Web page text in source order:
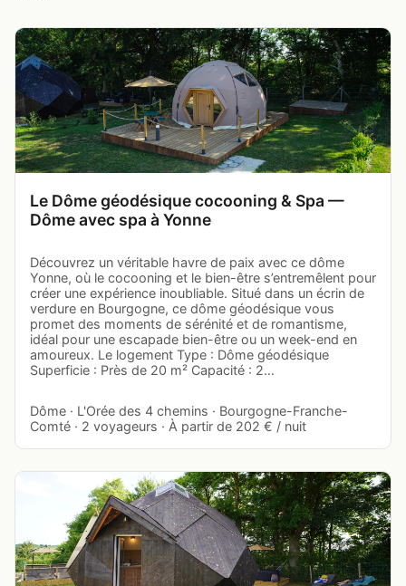
Le Dôme géodésique cocooning & Spa —
Dôme avec spa à Yonne
Découvrez un véritable havre de paix avec ce dôme
Yonne, où le cocooning et le bien-être s’entremêlent pour
créer une expérience inoubliable. Situé dans un écrin de
verdure en Bourgogne, ce dôme géodésique vous
promet des moments de sérénité et de romantisme,
idéal pour une escapade bien-être ou un week-end en
amoureux. Le logement Type : Dôme géodésique
Superficie : Près de 20 m² Capacité : 2…
Dôme · L'Orée des 4 chemins · Bourgogne-Franche-
Comté · 2 voyageurs · À partir de 202 € / nuit